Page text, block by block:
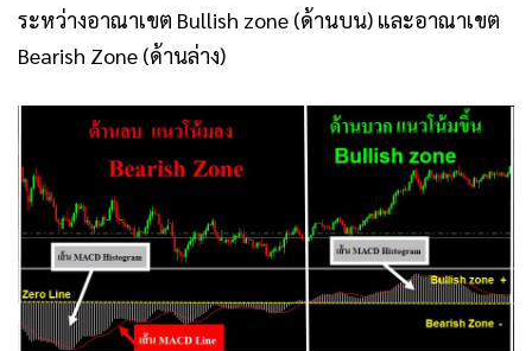
ระหว่างอาณาเขต Bullish zone (ด้านบน) และอาณาเขต
Bearish Zone (ด้านล่าง)